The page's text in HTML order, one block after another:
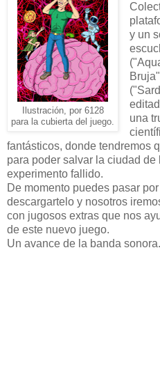
Ilustración, por 6128
para la cubierta del juego.
y un
una
fantásticos, donde tendremos
para poder salvar la ciudad
experimento fallido.
De momento puedes pasar por
descargartelo y nosotros
con jugosos extras que nos
de este nuevo juego.
Un avance de la banda